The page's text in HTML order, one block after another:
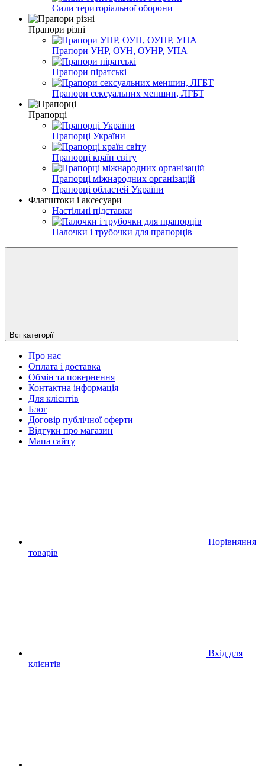
Сили територіальної оборони
Прапори різні
Прапори УНР, ОУН, ОУНР, УПА
Прапори піратські
Прапори сексуальних меншин, ЛГБТ
Прапорці
Прапорці України
Прапорці країн світу
Прапорці міжнародних організацій
Прапорці областей України
Флагштоки і аксесуари
Настільні підставки
Палочки і трубочки для прапорців
Всі категорії
Про нас
Оплата і доставка
Обмін та повернення
Контактна інформація
Для клієнтів
Блог
Договір публічної оферти
Відгуки про магазин
Мапа сайту
Порівняння
товарів
Вхід для
клієнтів